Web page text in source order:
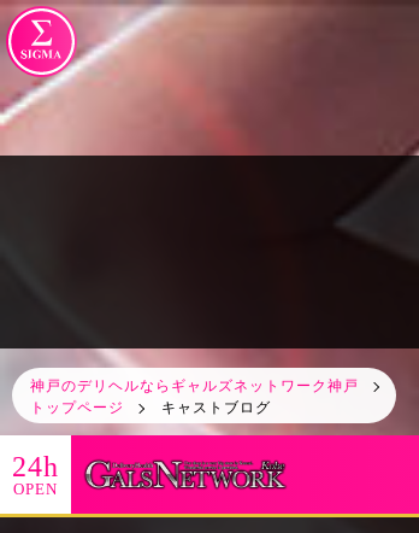
神戸のデリヘルならギャルズネットワーク神戸
トップページ
キャストブログ
24h
OPEN